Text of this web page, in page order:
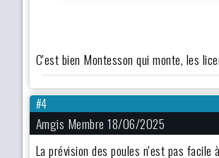
C'est bien Montesson qui monte, les
#4
Amgis Membre 18/06/2025
La prévision des poules n'est pas